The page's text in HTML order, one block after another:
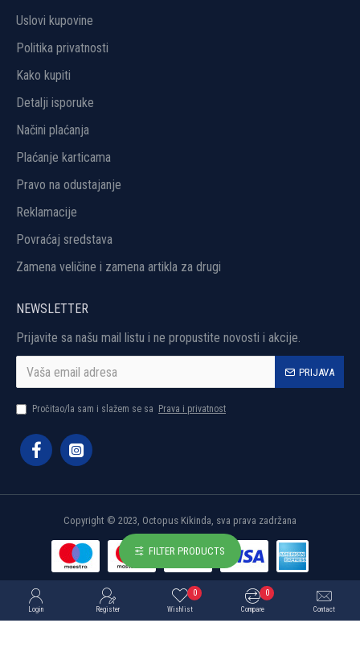
Uslovi kupovine
Politika privatnosti
Kako kupiti
Detalji isporuke
Načini plaćanja
Plaćanje karticama
Pravo na odustajanje
Reklamacije
Povraćaj sredstava
Zamena veličine i zamena artikla za drugi
NEWSLETTER
Prijavite sa našu mail listu i ne propustite novosti i akcije.
PRIJAVA
Pročitao/la sam i slažem se sa Prava i privatnost
Copyright © 2023, Octopus Kikinda, sva prava zadržana
Login Register Wishlist
0
Compare
0
Contact
FILTER PRODUCTS